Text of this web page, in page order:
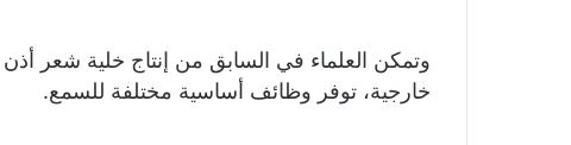
وتمكن العلماء في السابق من إنتاج خلية شعر أذن
خارجية، توفر وظائف أساسية مختلفة للسمع.